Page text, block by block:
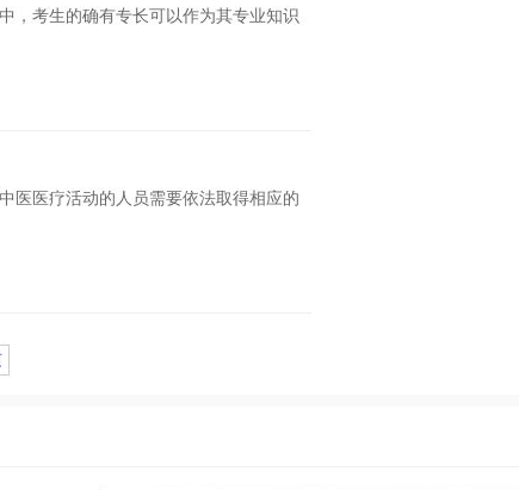
，考生的确有专长可以作为其专业知识
医医疗活动的人员需要依法取得相应的